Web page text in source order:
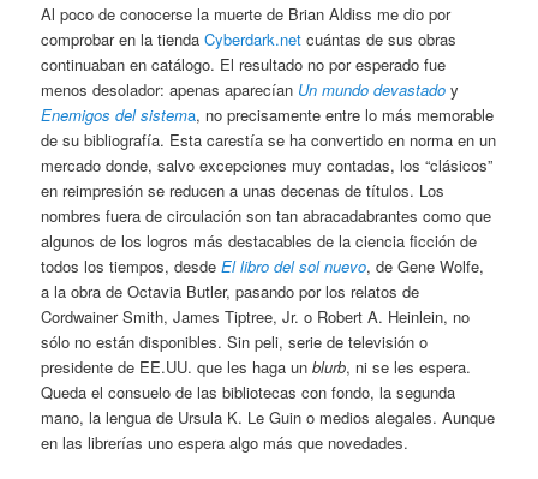
Al poco de conocerse la muerte de Brian Aldiss me dio por
comprobar en la tiendaCyberdark.net cuántas de sus obras
continuaban en catálogo. El resultado no por esperado fue
menos desolador: apenas aparecían Un mundo devastado y
Enemigos del sistema, no precisamente entre lo más memorable
de su bibliografía. Esta carestía se ha convertido en norma en un
mercado donde, salvo excepciones muy contadas, los “clásicos”
en reimpresión se reducen a unas decenas de títulos. Los
nombres fuera de circulación son tan abracadabrantes como que
algunos de los logros más destacables de la ciencia ficción de
todos los tiempos, desdeEl libro del sol nuevo, de Gene Wolfe,
a la obra de Octavia Butler, pasando por los relatos de
Cordwainer Smith, James Tiptree, Jr. o Robert A. Heinlein, no
sólo no están disponibles. Sin peli, serie de televisión o
presidente de EE.UU. que les haga unblurb, ni se les espera.
Queda el consuelo de las bibliotecas con fondo, la segunda
mano, la lengua de Ursula K. Le Guin o medios alegales. Aunque
en las librerías uno espera algo más que novedades.